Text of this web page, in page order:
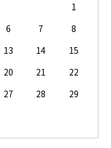
1
6 7
8
13 14
15
20 21
22
27 28
29